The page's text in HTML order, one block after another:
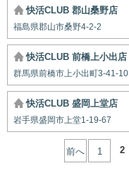
快活CLUB 郡山桑野店
福島県郡山市桑野4-2-2
快活CLUB 前橋上小出店
群馬県前橋市上小出町3-41-10
快活CLUB 盛岡上堂店
岩手県盛岡市上堂1-19-67
前へ 1 2